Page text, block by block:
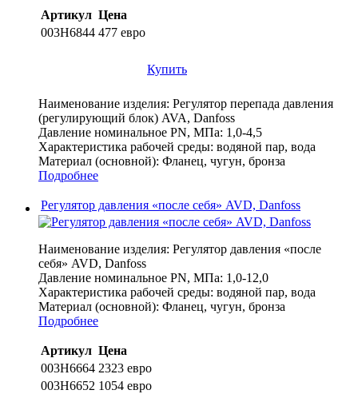
Артикул Цена
003H6844 477 евро
Купить
Наименование изделия: Регулятор перепада давления
(регулирующий блок) AVA, Danfoss
Давление номинальное PN, МПа: 1,0-4,5
Характеристика рабочей среды: водяной пар, вода
Материал (основной): Фланец, чугун, бронза
Подробнее
Регулятор давления «после себя» AVD, Danfoss
Наименование изделия: Регулятор давления «после
себя» AVD, Danfoss
Давление номинальное PN, МПа: 1,0-12,0
Характеристика рабочей среды: водяной пар, вода
Материал (основной): Фланец, чугун, бронза
Подробнее
Артикул Цена
003H6664 2323 евро
003H6652 1054 евро